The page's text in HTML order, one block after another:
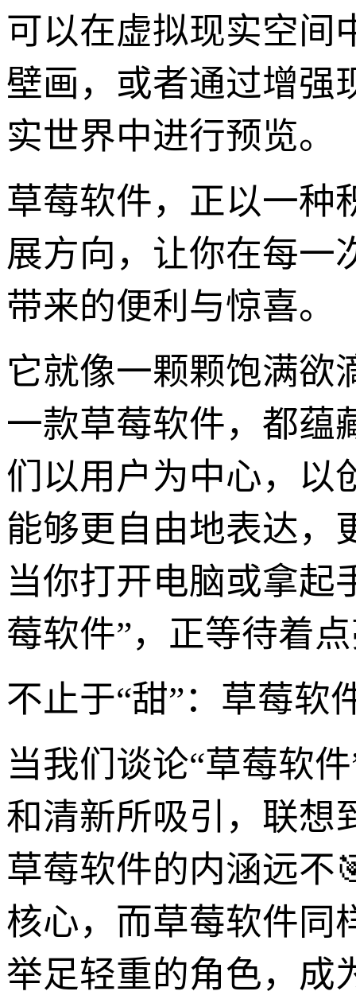
可以在虚拟现实空间
壁画，或者通过增强
实世界中进行预览。
草莓软件，正以一种
展方向，让你在每一
带来的便利与惊喜。
它就像一颗颗饱满欲
一款草莓软件，都蕴
们以用户为中心，以
能够更自由地表达，
当你打开电脑或拿起
莓软件”，正等待着
不止于“甜”：草莓软
当我们谈论“草莓软
和清新所吸引，联想
草莓软件的内涵远不
核心，而草莓软件同
举足轻重的角色，成